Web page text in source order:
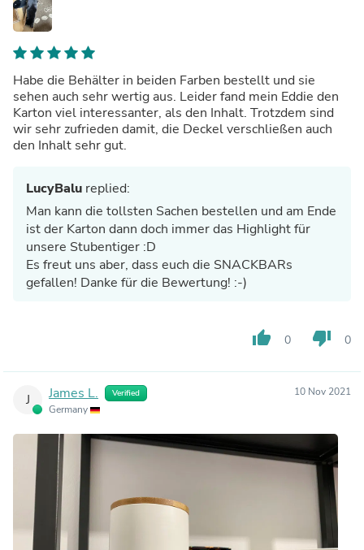
Habe die Behälter in beiden Farben bestellt und sie
sehen auch sehr wertig aus. Leider fand mein Eddie den
Karton viel interessanter, als den Inhalt. Trotzdem sind
wir sehr zufrieden damit, die Deckel verschließen auch
den Inhalt sehr gut.
LucyBalu replied:
Man kann die tollsten Sachen bestellen und am Ende
ist der Karton dann doch immer das Highlight für
unsere Stubentiger :D
Es freut uns aber, dass euch die SNACKBARs
gefallen! Danke für die Bewertung! :-)
thumb_up 0 thumb_down 0
J James L. Verified
Germany
10 Nov 2021